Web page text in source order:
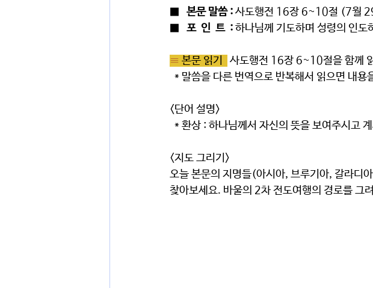
본문 말씀 : 사도행전 16장 6~10절 (7월
포  인  트  : 하나님께 기도하며 성령의 인도
≡ 본문 읽기
사도행전 16장 6~10절을 함께
* 말씀을 다른 번역으로 반복해서 읽으면 내
<단어 설명>
* 환상 : 하나님께서 자신의 뜻을 보여주시고
<지도 그리기>
오늘 본문의 지명들(아시아, 브루기아, 갈라디
찾아보세요. 바울의 2차 전도여행의 경로를